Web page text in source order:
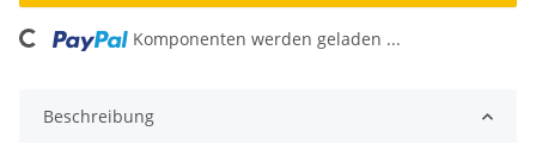
Komponenten werden geladen ...
Beschreibung